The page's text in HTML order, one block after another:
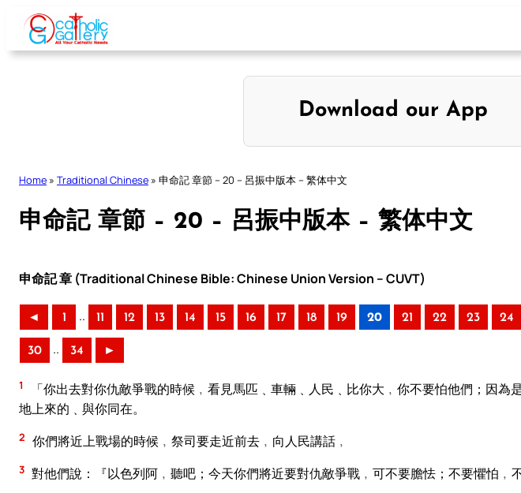
Skip
content
Download our App
Home » Traditional Chinese » 申命記 章節 – 20 – 呂振中版本 – 繁体中文
申命記 章節 – 20 – 呂振中版本 – 繁体中文
申命記 章 (Traditional Chinese Bible: Chinese Union Version – CUVT)
◄ 1 .. 11 12 13 14 15 16 17 18 19 20 21 22 23 24
30 .. 34 ►
1
「你出去對你仇敵爭戰的時候﹐看見馬匹﹑車輛﹑人民﹑比你大﹐你不要怕他們；因為
地上來的﹑與你同在。
2 你們將近上戰場的時候﹐祭司要走近前去﹐向人民講話﹐
3 對他們說：『以色列阿﹐聽吧；今天你們將近要對仇敵爭戰﹐可不要膽怯；不要懼怕﹐